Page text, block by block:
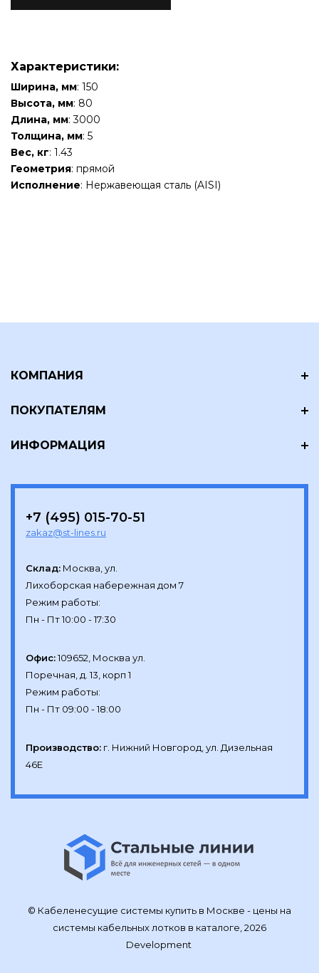
Характеристики:
Ширина, мм: 150
Высота, мм: 80
Длина, мм: 3000
Толщина, мм: 5
Вес, кг: 1.43
Геометрия: прямой
Исполнение: Нержавеющая сталь (AISI)
КОМПАНИЯ
ПОКУПАТЕЛЯМ
ИНФОРМАЦИЯ
+7 (495) 015-70-51
zakaz@st-lines.ru
Склад: Москва, ул.
Лихоборская набережная дом 7
Режим работы:
Офис:109652, Москва ул.
Поречная, д. 13, корп 1
Режим работы:
Производство: г. Нижний Новгород, ул. Дизельная
46Е
© Кабеленесущие системы купить в Москве - цены на
системы кабельных лотков в каталоге, 2026
Development